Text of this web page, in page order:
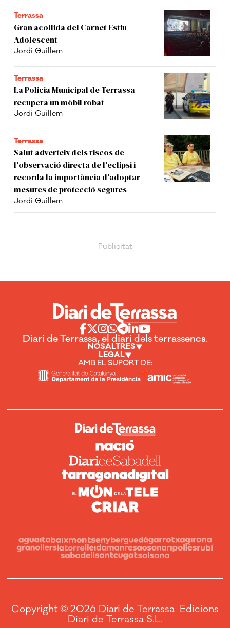
Terrassa
Gran acollida del Carnet Estiu
Adolescent
Jordi Guillem
Terrassa
La Policia Municipal de Terrassa
recupera un mòbil robat
Jordi Guillem
Terrassa
Salut adverteix dels riscos de
l'observació directa de l'eclipsi i
recorda la importància d'adoptar
mesures de protecció segures
Jordi Guillem
Diari de Terrassa, el diari dels terrassencs.
NOSALTRES
LEGAL
AMB EL SUPORT DE:
Copyright © 2026 Diari de Terrassa Edicions
Diari de Terrassa S.L.